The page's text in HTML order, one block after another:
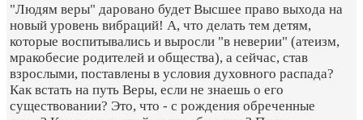
"Людям веры" даровано будет Высшее право выхода на
новый уровень вибраций! А, что делать тем детям,
которые воспитывались и выросли "в неверии" (атеизм,
мракобесие родителей и общества), а сейчас, став
взрослыми, поставлены в условия духовного распада?
Как встать на путь Веры, если не знаешь о его
существовании? Это, что - с рождения обреченные